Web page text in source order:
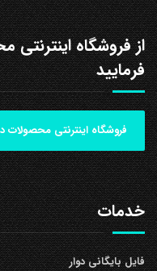
از فروشگاه
فرمایید
فروشگاه اینترنتی
خدمات
فایل بایگانی دوار